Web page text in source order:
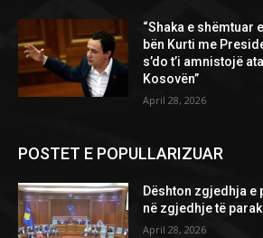
“Shaka e shëmtuar
bën Kurti me
s’do t’i amnistojë
Kosovën”
April 28, 2026
POSTET E POPULLARIZUAR
Dështon zgjedhja
në zgjedhje të
April 28, 2026